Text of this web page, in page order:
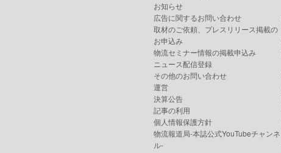
お知らせ
広告に関するお問い合わせ
取材のご依頼、プレスリリース掲載の
お申込み
物流セミナー情報の掲載申込み
ニュース配信登録
その他のお問い合わせ
運営
決算公告
記事の利用
個人情報保護方針
物流報道局-本誌公式YouTubeチャンネ
ル-